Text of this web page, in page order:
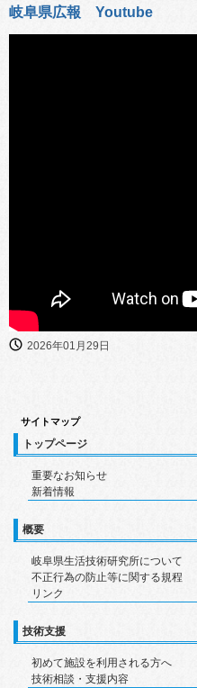
岐阜県広報 Youtube
2026年01月29日
サイトマップ
トップページ
重要なお知らせ
新着情報
概要
岐阜県生活技術研究所について
不正行為の防止等に関する規程
リンク
技術支援
初めて施設を利用される方へ
技術相談・支援内容